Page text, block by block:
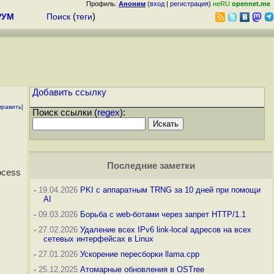
Профиль: Аноним (вход | регистрация) неRU opennet.me
Поиск (теги)
]
Добавить ссылку
Поиск ссылки (regex):
Последние заметки
- 19.04.2026 PKI с аппаратным TRNG за 10 дней при помощи
AI
- 09.03.2026 Борьба с web-ботами через запрет HTTP/1.1
- 27.02.2026 Удаление всех IPv6 link-local адресов на всех
сетевых интерфейсах в Linux
- 27.01.2026 Ускорение пересборки llama.cpp
- 25.12.2025 Атомарные обновления в OSTree